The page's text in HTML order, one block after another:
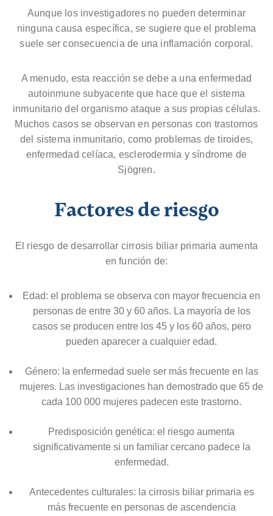
Aunque los investigadores no pueden determinar
ninguna causa específica, se sugiere que el problema
suele ser consecuencia de una inflamación corporal.
A menudo, esta reacción se debe a una enfermedad
autoinmune subyacente que hace que el sistema
inmunitario del organismo ataque a sus propias células.
Muchos casos se observan en personas con trastornos
del sistema inmunitario, como problemas de tiroides,
enfermedad celíaca, esclerodermia y síndrome de
Sjögren.
Factores de riesgo
El riesgo de desarrollar cirrosis biliar primaria aumenta
en función de:
Edad: el problema se observa con mayor frecuencia en
personas de entre 30 y 60 años. La mayoría de los
casos se producen entre los 45 y los 60 años, pero
pueden aparecer a cualquier edad.
Género: la enfermedad suele ser más frecuente en las
mujeres. Las investigaciones han demostrado que 65 de
cada 100 000 mujeres padecen este trastorno.
Predisposición genética: el riesgo aumenta
significativamente si un familiar cercano padece la
enfermedad.
Antecedentes culturales: la cirrosis biliar primaria es
más frecuente en personas de ascendencia